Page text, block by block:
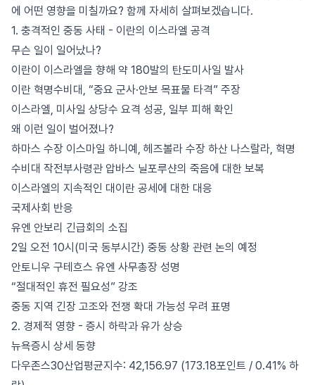
에 어떤 영향을 미칠까요? 함께 자세히 살펴보겠습니다.
1. 충격적인 중동 사태 - 이란의 이스라엘 공격
무슨 일이 일어났나?
이란이 이스라엘을 향해 약 180발의 탄도미사일 발사
이란 혁명수비대, “중요 군사·안보 목표물 타격” 주장
이스라엘, 미사일 상당수 요격 성공, 일부 피해 확인
왜 이런 일이 벌어졌나?
하마스 수장 이스마일 하니예, 헤즈볼라 수장 하산 나스랄라, 혁명
수비대 작전부사령관 압바스 닐포루샨의 죽음에 대한 보복
이스라엘의 지속적인 대이란 공세에 대한 대응
국제사회 반응
유엔 안보리 긴급회의 소집
2일 오전 10시(미국 동부시간) 중동 상황 관련 논의 예정
안토니우 구테흐스 유엔 사무총장 성명
“절대적인 휴전 필요성” 강조
중동 지역 긴장 고조와 전쟁 확대 가능성 우려 표명
2. 경제적 영향 - 증시 하락과 유가 상승
뉴욕증시 상세 동향
다우존스30산업평균지수: 42,156.97 (173.18포인트 / 0.41% 하